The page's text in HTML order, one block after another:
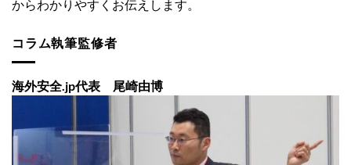
からわかりやすくお伝えします。
コラム執筆監修者
海外安全.jp代表 尾崎由博